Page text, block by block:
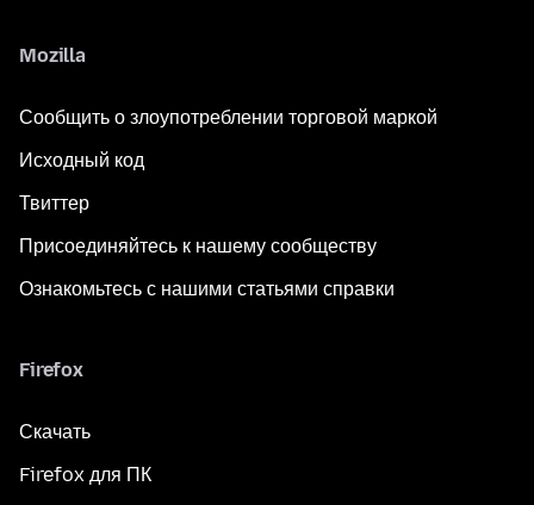
Mozilla
Сообщить о злоупотреблении торговой маркой
Исходный код
Твиттер
Присоединяйтесь к нашему сообществу
Ознакомьтесь с нашими статьями справки
Firefox
Скачать
Firefox для ПК